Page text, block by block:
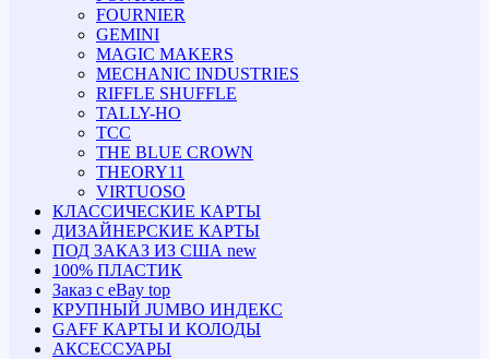
FOURNIER
GEMINI
MAGIC MAKERS
MECHANIC INDUSTRIES
RIFFLE SHUFFLE
TALLY-HO
TCC
THE BLUE CROWN
THEORY11
VIRTUOSO
КЛАССИЧЕСКИЕ КАРТЫ
ДИЗАЙНЕРСКИЕ КАРТЫ
ПОД ЗАКАЗ ИЗ США new
100% ПЛАСТИК
Заказ с eBay top
КРУПНЫЙ JUMBO ИНДЕКС
GAFF КАРТЫ И КОЛОДЫ
АКСЕССУАРЫ